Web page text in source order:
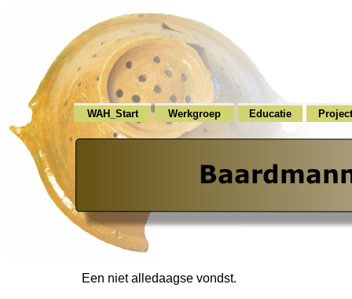
WAH_Start Werkgroep Educatie
Een niet alledaagse vondst.